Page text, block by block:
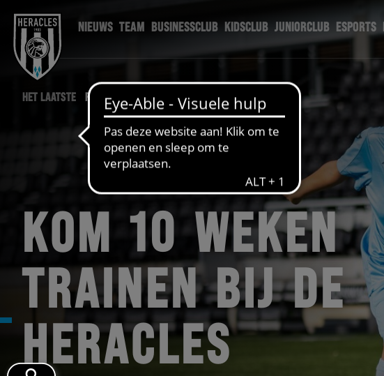
NIEUWS TEAM BUSINESSCLUB KIDSCLUB JUNIORCLUB ESPORTS
HET LAATSTE FOUNDATION NIEUWS
KOM 10 WEKEN
TRAINEN BIJ DE
HERACLES